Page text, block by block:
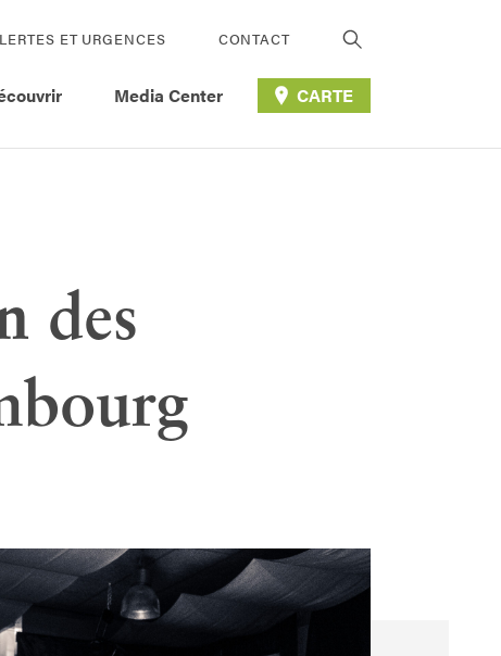
ET URGENCES CONTACT
Media Center CARTE
des